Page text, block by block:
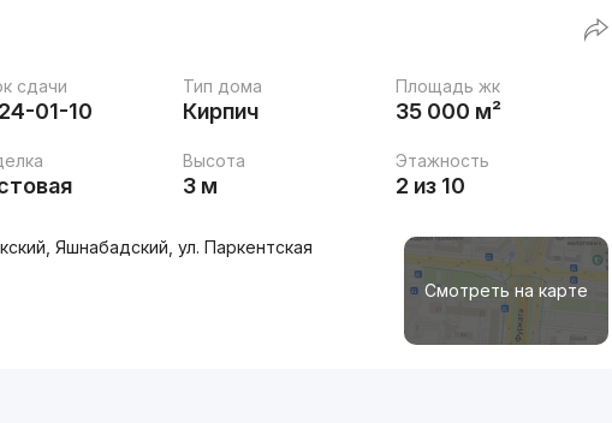
сдачи
01-10
Тип дома
Кирпич
Площадь жк
35 000 м²
Высота
3 м
Этажность
2 из 10
Смотреть на карте
Яшнабадский, ул. Паркентская